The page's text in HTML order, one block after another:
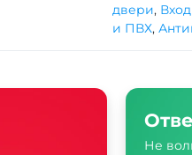
двери,
и ПВХ,
Не